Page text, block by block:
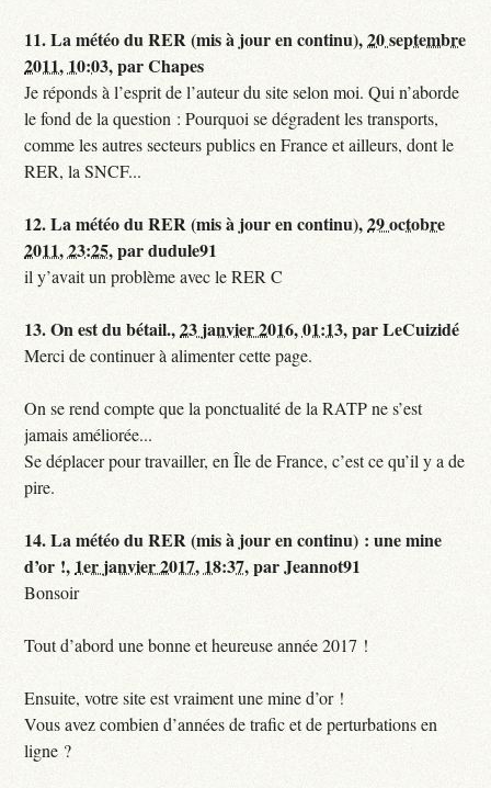
11.La météo du RER (mis à jour en continu),20 septembre
2011, 10:03,parChapes
Je réponds à l’esprit de l’auteur du site selon moi. Qui n’aborde
le fond de la question : Pourquoi se dégradent les transports,
comme les autres secteurs publics en France et ailleurs, dont le
RER, la SNCF...
12.La météo du RER (mis à jour en continu),29 octobre
2011, 23:25,pardudule91
il y’avait un problème avec le RER C
13.On est du bétail.,23 janvier 2016, 01:13,parLeCuizidé
Merci de continuer à alimenter cette page.
On se rend compte que la ponctualité de la RATP ne s’est
jamais améliorée...
Se déplacer pour travailler, en Île de France, c’est ce qu’il y a de
pire.
14.La météo du RER (mis à jour en continu) : une mine
d’or !, 1er janvier 2017, 18:37,parJeannot91
Bonsoir
Tout d’abord une bonne et heureuse année 2017 !
Ensuite, votre site est vraiment une mine d’or !
Vous avez combien d’années de trafic et de perturbations en
ligne ?